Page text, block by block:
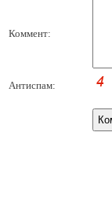
Коммент:
Антиспам: